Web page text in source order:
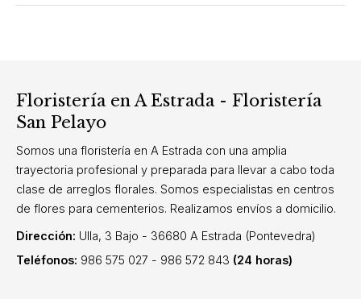
Floristería en A Estrada - Floristería
San Pelayo
Somos una floristería en A Estrada con una amplia
trayectoria profesional y preparada para llevar a cabo toda
clase de arreglos florales. Somos especialistas en centros
de flores para cementerios. Realizamos envíos a domicilio.
Dirección: Ulla, 3 Bajo - 36680 A Estrada (Pontevedra)
Teléfonos: 986 575 027 - 986 572 843 (24 horas)